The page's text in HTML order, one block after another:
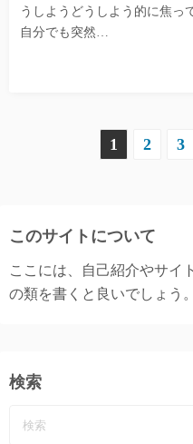
うしようどうしよう的に焦っ
自分でも突然…
ペ
ー
り
1 2 3
このサイトについて
ここには、自己紹介やサイ
の類を書くと良いでしょう。
検索